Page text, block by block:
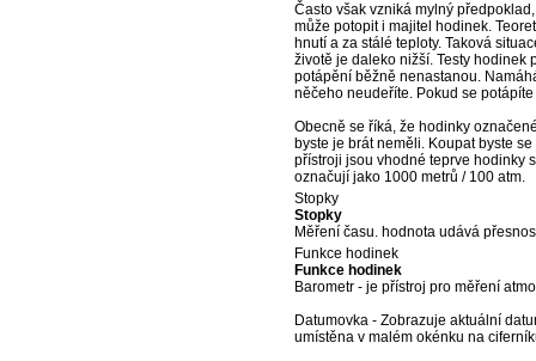
Často však vzniká mylný
může potopit i majitel hodinek.
hnutí a za stálé teploty. Taková
životě je daleko nižší. Testy
potápění běžně nenastanou.
něčeho neudeříte. Pokud se
Obecně se říká, že hodinky
byste je brát neměli. Koupat byste
přístroji jsou vhodné teprve hodinky
označují jako 1000 metrů / 100 atm.
Stopky
Stopky
Měření času. hodnota udává
Funkce hodinek
Funkce hodinek
Barometr - je přístroj pro měření
Datumovka - Zobrazuje aktuální
umístěna v malém okénku na